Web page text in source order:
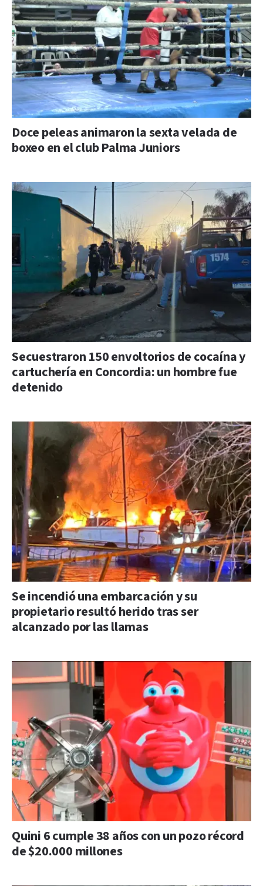
Doce peleas animaron la sexta velada de
boxeo en el club Palma Juniors
Secuestraron 150 envoltorios de cocaína y
cartuchería en Concordia: un hombre fue
detenido
Se incendió una embarcación y su
propietario resultó herido tras ser
alcanzado por las llamas
Quini 6 cumple 38 años con un pozo récord
de $20.000 millones